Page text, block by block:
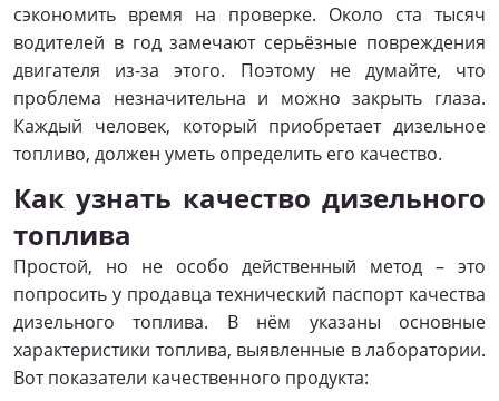
сэкономить время на проверке. Около ста тысяч
водителей в год замечают серьёзные повреждения
двигателя из-за этого. Поэтому не думайте, что
проблема незначительна и можно закрыть глаза.
Каждый человек, который приобретает дизельное
топливо, должен уметь определить его качество.
Как узнать качество дизельного
топлива
Простой, но не особо действенный метод – это
попросить у продавца технический паспорт качества
дизельного топлива. В нём указаны основные
характеристики топлива, выявленные в лаборатории.
Вот показатели качественного продукта: